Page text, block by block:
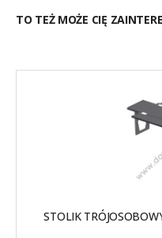
TO TEŻ MOŻE CIĘ
STOLIK